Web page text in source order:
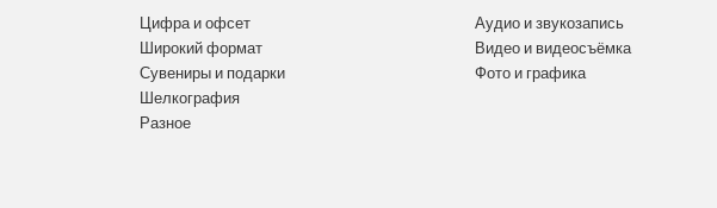
Цифра и офсет
Широкий формат
Сувениры и подарки
Шелкография
Разное
Аудио и звукозапись
Видео и видеосъёмка
Фото и графика